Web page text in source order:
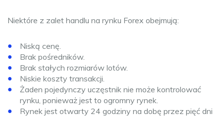
Niektóre z zalet handlu na rynku Forex obejmują:
Niską cenę.
Brak pośredników.
Brak stałych rozmiarów lotów.
Niskie koszty transakcji.
Żaden pojedynczy uczęstnik nie może kontrolować
rynku, ponieważ jest to ogromny rynek.
Rynek jest otwarty 24 godziny na dobę przez pięć dni